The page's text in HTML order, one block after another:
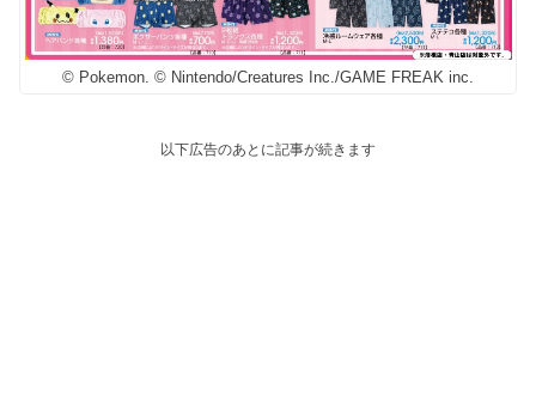
© Pokemon. © Nintendo/Creatures Inc./GAME FREAK inc.
以下広告のあとに記事が続きます